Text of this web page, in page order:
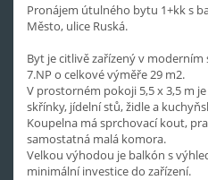
Pronájem útulného bytu 1+kk s
Město, ulice Ruská.
Byt je citlivě zařízený v moderním
7.NP o celkové výměře 29 m2.
V prostorném pokoji 5,5 x 3,5 m
skřínky, jídelní stů, židle a
Koupelna má sprchovací kout,
samostatná malá komora.
Velkou výhodou je balkón s
minimální investice do zařízení.